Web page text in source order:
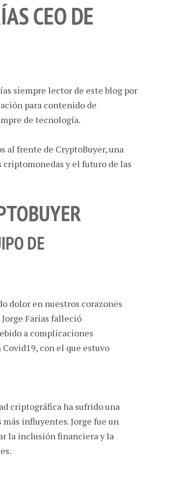
CEO DE
siempre lector de este blog por
para contenido de
de tecnología.
al frente de CryptoBuyer, una
y el futuro de las
DE
dolor en nuestros corazones
Farias falleció
a complicaciones
con el que estuvo
criptográfica ha sufrido una
influyentes. Jorge fue un
la inclusión financiera y la